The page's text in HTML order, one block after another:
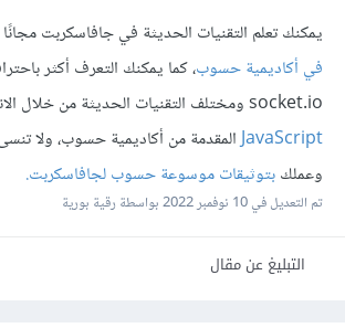
يمكنك تعلم التقنيات الحديثة في جافاسكربت
في أكاديمية حسوب، كما يمكنك التعرف أكثر
socket.io ومختلف التقنيات الحديثة من خلال الانضمام إلى
JavaScriptالمقدمة من أكاديمية حسوب، ولا
وعملكبتوثيقات موسوعة حسوب لجافاسكربت.
تم التعديل في10 نوفمبر 2022 بواسطة رقية بورية
التبليغ عن مقال